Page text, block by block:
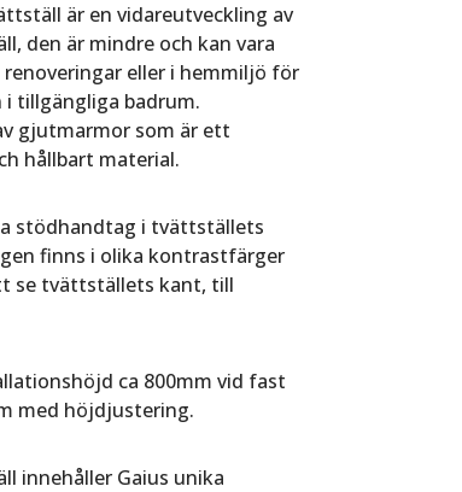
är en vidareutveckling av
den är mindre och kan vara
eller i hemmiljö för
tillgängliga badrum.
gjutmarmor som är ett
hållbart material.
stödhandtag i tvättställets
finns i olika kontrastfärger
se tvättställets kant, till
ca 800mm vid fast
med höjdjustering.
innehåller Gaius unika